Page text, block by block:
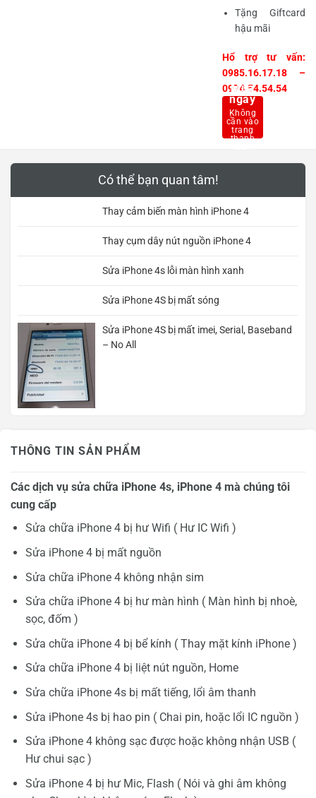
Tặng Giftcard
hậu mãi
Hổ trợ tư vấn:
0985.16.17.18 –
0974.54.54.54
Mua
ngay
THÔNG TIN SẢN PHẨM
Các dịch vụ sửa chữa iPhone 4s, iPhone 4 mà chúng tôi
cung cấp
Sửa chữa iPhone 4 bị hư Wifi ( Hư IC Wifi )
Sửa iPhone 4 bị mất nguồn
Sửa chữa iPhone 4 không nhận sim
Sửa chữa iPhone 4 bị hư màn hình ( Màn hình bị nhoè,
sọc, đốm )
Sửa chữa iPhone 4 bị bể kính ( Thay mặt kính iPhone )
Sửa chữa iPhone 4 bị liệt nút nguồn, Home
Sửa chữa iPhone 4s bị mất tiếng, lổi âm thanh
Sửa iPhone 4s bị hao pin ( Chai pin, hoặc lổi IC nguồn )
Sửa iPhone 4 không sạc được hoặc không nhận USB (
Hư chui sạc )
Sửa iPhone 4 bị hư Mic, Flash ( Nói và ghi âm không
Có thể bạn quan tâm!
Thay cảm biến màn hình iPhone 4
Thay cụm dây nút nguồn iPhone 4
Sửa iPhone 4s lỗi màn hình xanh
Sửa iPhone 4S bị mất sóng
Sửa iPhone 4S bị mất imei, Serial, Baseband
– No All